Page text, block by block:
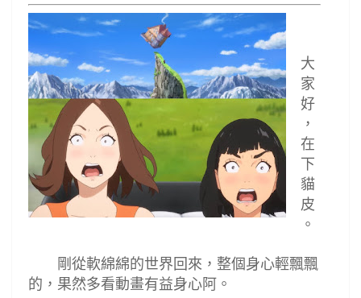
大
家
好
，
在
下
貓
皮
。
剛從軟綿綿的世界回來，整個身心輕飄飄
的，果然多看動畫有益身心阿 。